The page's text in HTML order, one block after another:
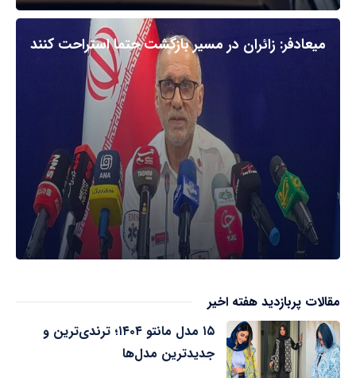
میعادفر: زائران در مسیر بازگشت حتما استراحت کنند
مقالات پربازدید هفته اخیر
۱۵ مدل مانتو ۱۴۰۴؛ ترندی‌ترین و
جدیدترین مدل‌ها